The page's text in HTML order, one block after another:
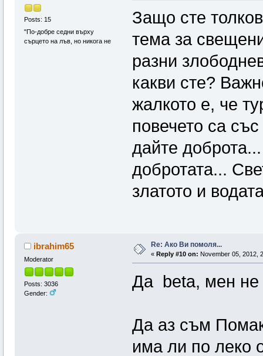
Posts: 15
"По-добре седни върху
сърцето на лъв, но никога не
Защо сте
тема за
разни
какви сте?
жалкото е, че
повечето са
дайте
добротата...
златото и
ibrahim65
Moderator
Posts: 3036
Gender:
Re: Ако Ви помоля...
« Reply #10 on: November 05, 2012,
Да beta, мен не
Да аз съм
има ли по леко